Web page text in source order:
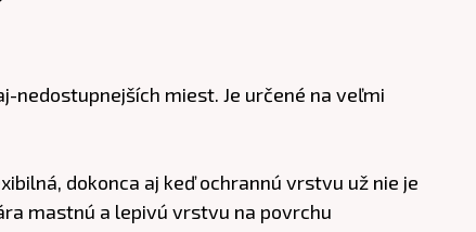
nedostupnejších miest. Je určené na veľmi
dokonca aj keď ochrannú vrstvu už nie je
mastnú a lepivú vrstvu na povrchu